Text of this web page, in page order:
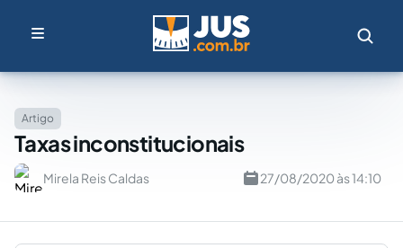
Artigo
Taxas inconstitucionais
Mirela Reis Caldas 27/08/2020 às 14:10